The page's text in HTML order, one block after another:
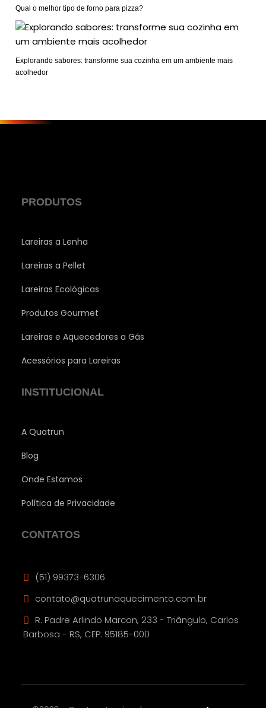
Qual o melhor tipo de forno para pizza?
Explorando sabores: transforme sua cozinha em um ambiente mais
acolhedor
PRODUTOS
Lareiras a Lenha
Lareiras a Pellet
Lareiras Ecológicas
Produtos Gourmet
Lareiras e Aquecedores a Gás
Acessórios para Lareiras
INSTITUCIONAL
A Quatrun
Blog
Onde Estamos
Política de Privacidade
CONTATOS
(51) 99373-6306
contato@quatrunaquecimento.com.br
R. Padre Arlindo Marcon, 233 - Triângulo, Carlos
Barbosa - RS, CEP: 95185-000